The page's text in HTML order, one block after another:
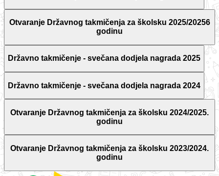
Otvaranje Državnog takmičenja za školsku 2025/20256
godinu
Državno takmičenje - svečana dodjela nagrada 2025
Državno takmičenje - svečana dodjela nagrada 2024
Otvaranje Državnog takmičenja za školsku 2024/2025.
godinu
Otvaranje Državnog takmičenja za školsku 2023/2024.
godinu